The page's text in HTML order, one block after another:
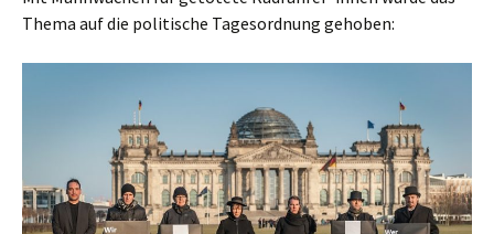
Thema auf die politische Tagesordnung gehoben: